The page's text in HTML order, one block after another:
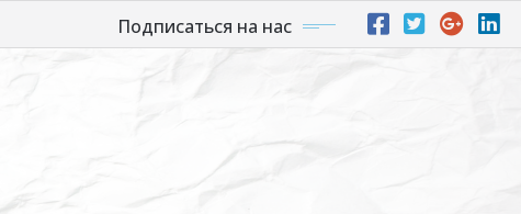
Подписаться на нас